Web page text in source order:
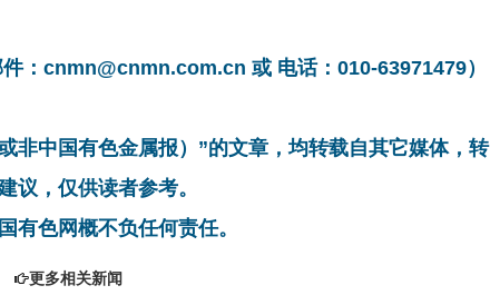
：cnmn@cnmn.com.cn 或 电话：010-63971479）
非中国有色金属报）”的文章，均转载自其它媒体，转
议，仅供读者参考。
有色网概不负任何责任。
更多相关新闻